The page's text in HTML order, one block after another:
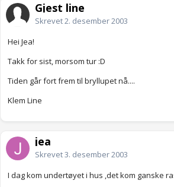
Gjest line
Skrevet2. desember 2003
Hei Jea!
Takk for sist, morsom tur :D
Tiden går fort frem til bryllupet nå....
Klem Line
jea
Skrevet3. desember 2003
I dag kom undertøyet i hus ,det kom ganske